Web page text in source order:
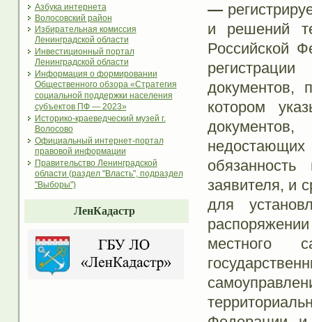
Азбука интернета
Волосовский район
Избирательная комиссия
Ленинградской области
Инвестиционный портал
Ленинградской области
Информация о формировании
Общественного обзора «Стратегия
социальной поддержки населения
субъектов ПФ — 2023»
Историко-краеведческий музей г.
Волосово
Официальный интернет-портал
правовой информации
Правительство Ленинградской
области (раздел "Власть", подраздел
"Выборы")
ЛенКадастр
—
и решений
Российской
документов,
котором
заявителя, и
для
местного